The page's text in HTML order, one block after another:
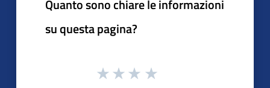
Quanto sono chiare le informazioni
su questa pagina?